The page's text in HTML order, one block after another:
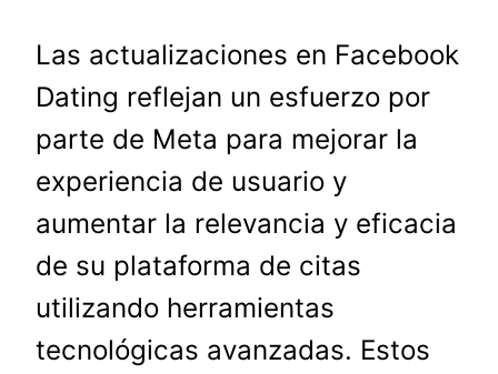
Las actualizaciones en Facebook
Dating reflejan un esfuerzo por
parte de Meta para mejorar la
experiencia de usuario y
aumentar la relevancia y eficacia
de su plataforma de citas
utilizando herramientas
tecnológicas avanzadas. Estos